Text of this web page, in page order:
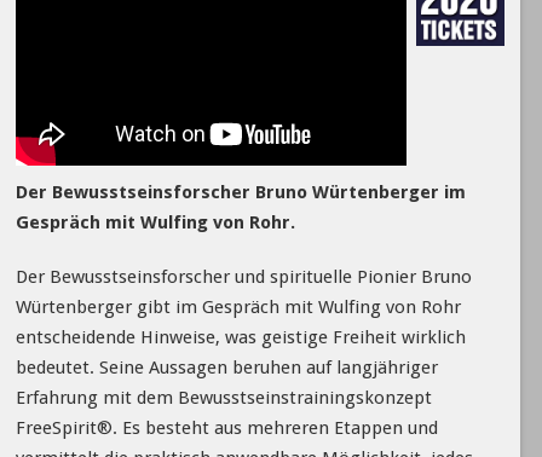
Der Bewusstseinsforscher Bruno Würtenberger im
Gespräch mit Wulfing von Rohr.
Der Bewusstseinsforscher und spirituelle Pionier Bruno
Würtenberger gibt im Gespräch mit Wulfing von Rohr
entscheidende Hinweise, was geistige Freiheit wirklich
bedeutet. Seine Aussagen beruhen auf langjähriger
Erfahrung mit dem Bewusstseinstrainingskonzept
FreeSpirit®. Es besteht aus mehreren Etappen und